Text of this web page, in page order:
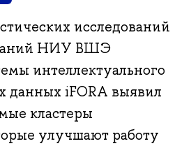
исследований
НИУ ВШЭ
интеллектуального
данных iFORA выявил
кластеры
улучшают работу